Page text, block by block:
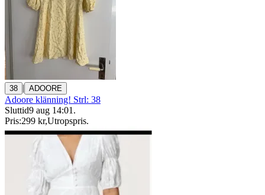
38 | ADOORE
Adoore klänning! Strl: 38
Sluttid9 aug 14:01 .
Pris:299 kr,Utropspris.